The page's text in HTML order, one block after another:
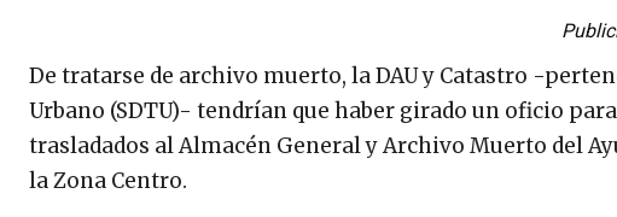
De tratarse de archivo muerto, la DAU y Catastro -
Urbano (SDTU)- tendrían que haber girado un oficio
trasladados al Almacén General y Archivo Muerto del
la Zona Centro.